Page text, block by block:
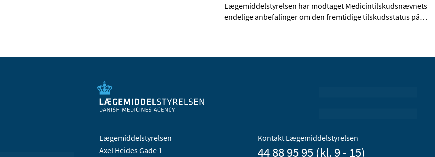
Lægemiddelstyrelsen har modtaget Medicintilskudsnævnets
endelige anbefalinger om den fremtidige tilskudsstatus på…
Lægemiddelstyrelsen
Axel Heides Gade 1
Kontakt Lægemiddelstyrelsen
44 88 95 95 (kl. 9 - 15)